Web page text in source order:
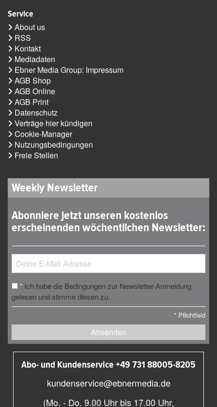
Service
About us
RSS
Kontakt
Mediadaten
Ebner Media Group: Impressum
AGB Shop
AGB Online
AGB Print
Datenschutz
Verträge hier kündigen
Cookie-Manager
Nutzungsbedingungen
Freie Stellen
Weekly Newsletter
Abonniere jetzt unseren kostenlos
erscheinenden wöchentlichen Newsletter:
* Ich habe die Bedingungen zur Newsletter-Anmeldung
gelesen und stimme diesen zu.
* Pflichtfeld
Absenden
Abo- und Kundenservice +49 731 88005-8205
kundenservice@ebnermedia.de
(Mo. - Do. 9.00 Uhr bis 17.00 Uhr,